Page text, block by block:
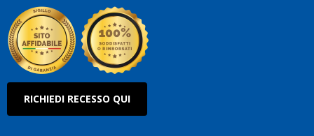
RICHIEDI RECESSO QUI